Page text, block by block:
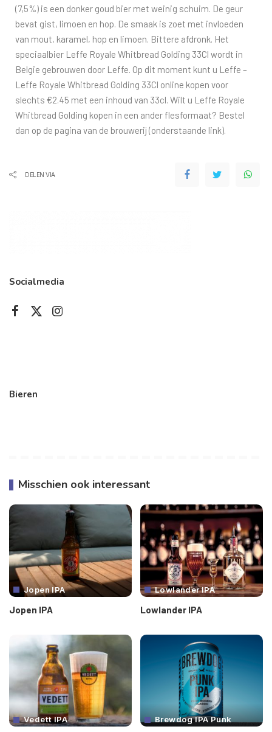
(7,5%) is een donker goud bier met weinig schuim. De geur
bevat gist, limoen en hop. De smaak is zoet met invloeden
van mout, karamel, hop en limoen. Bittere afdronk. Het
speciaalbier Leffe Royale Whitbread Golding 33Cl wordt in
Belgie gebrouwen door Leffe. Op dit moment kunt u Leffe –
Leffe Royale Whitbread Golding 33Cl online kopen voor
slechts €2.45 met een inhoud van 33cl. Wilt u Leffe Royale
Whitbread Golding kopen in een ander flesformaat? Bestel
dan op de pagina van de brouwerij (onderstaande link).
DELEN VIA
Socialmedia
Bieren
Misschien ook interessant
Jopen IPA
Jopen IPA
Lowlander IPA
Lowlander IPA
Vedett IPA Brewdog IPA Punk